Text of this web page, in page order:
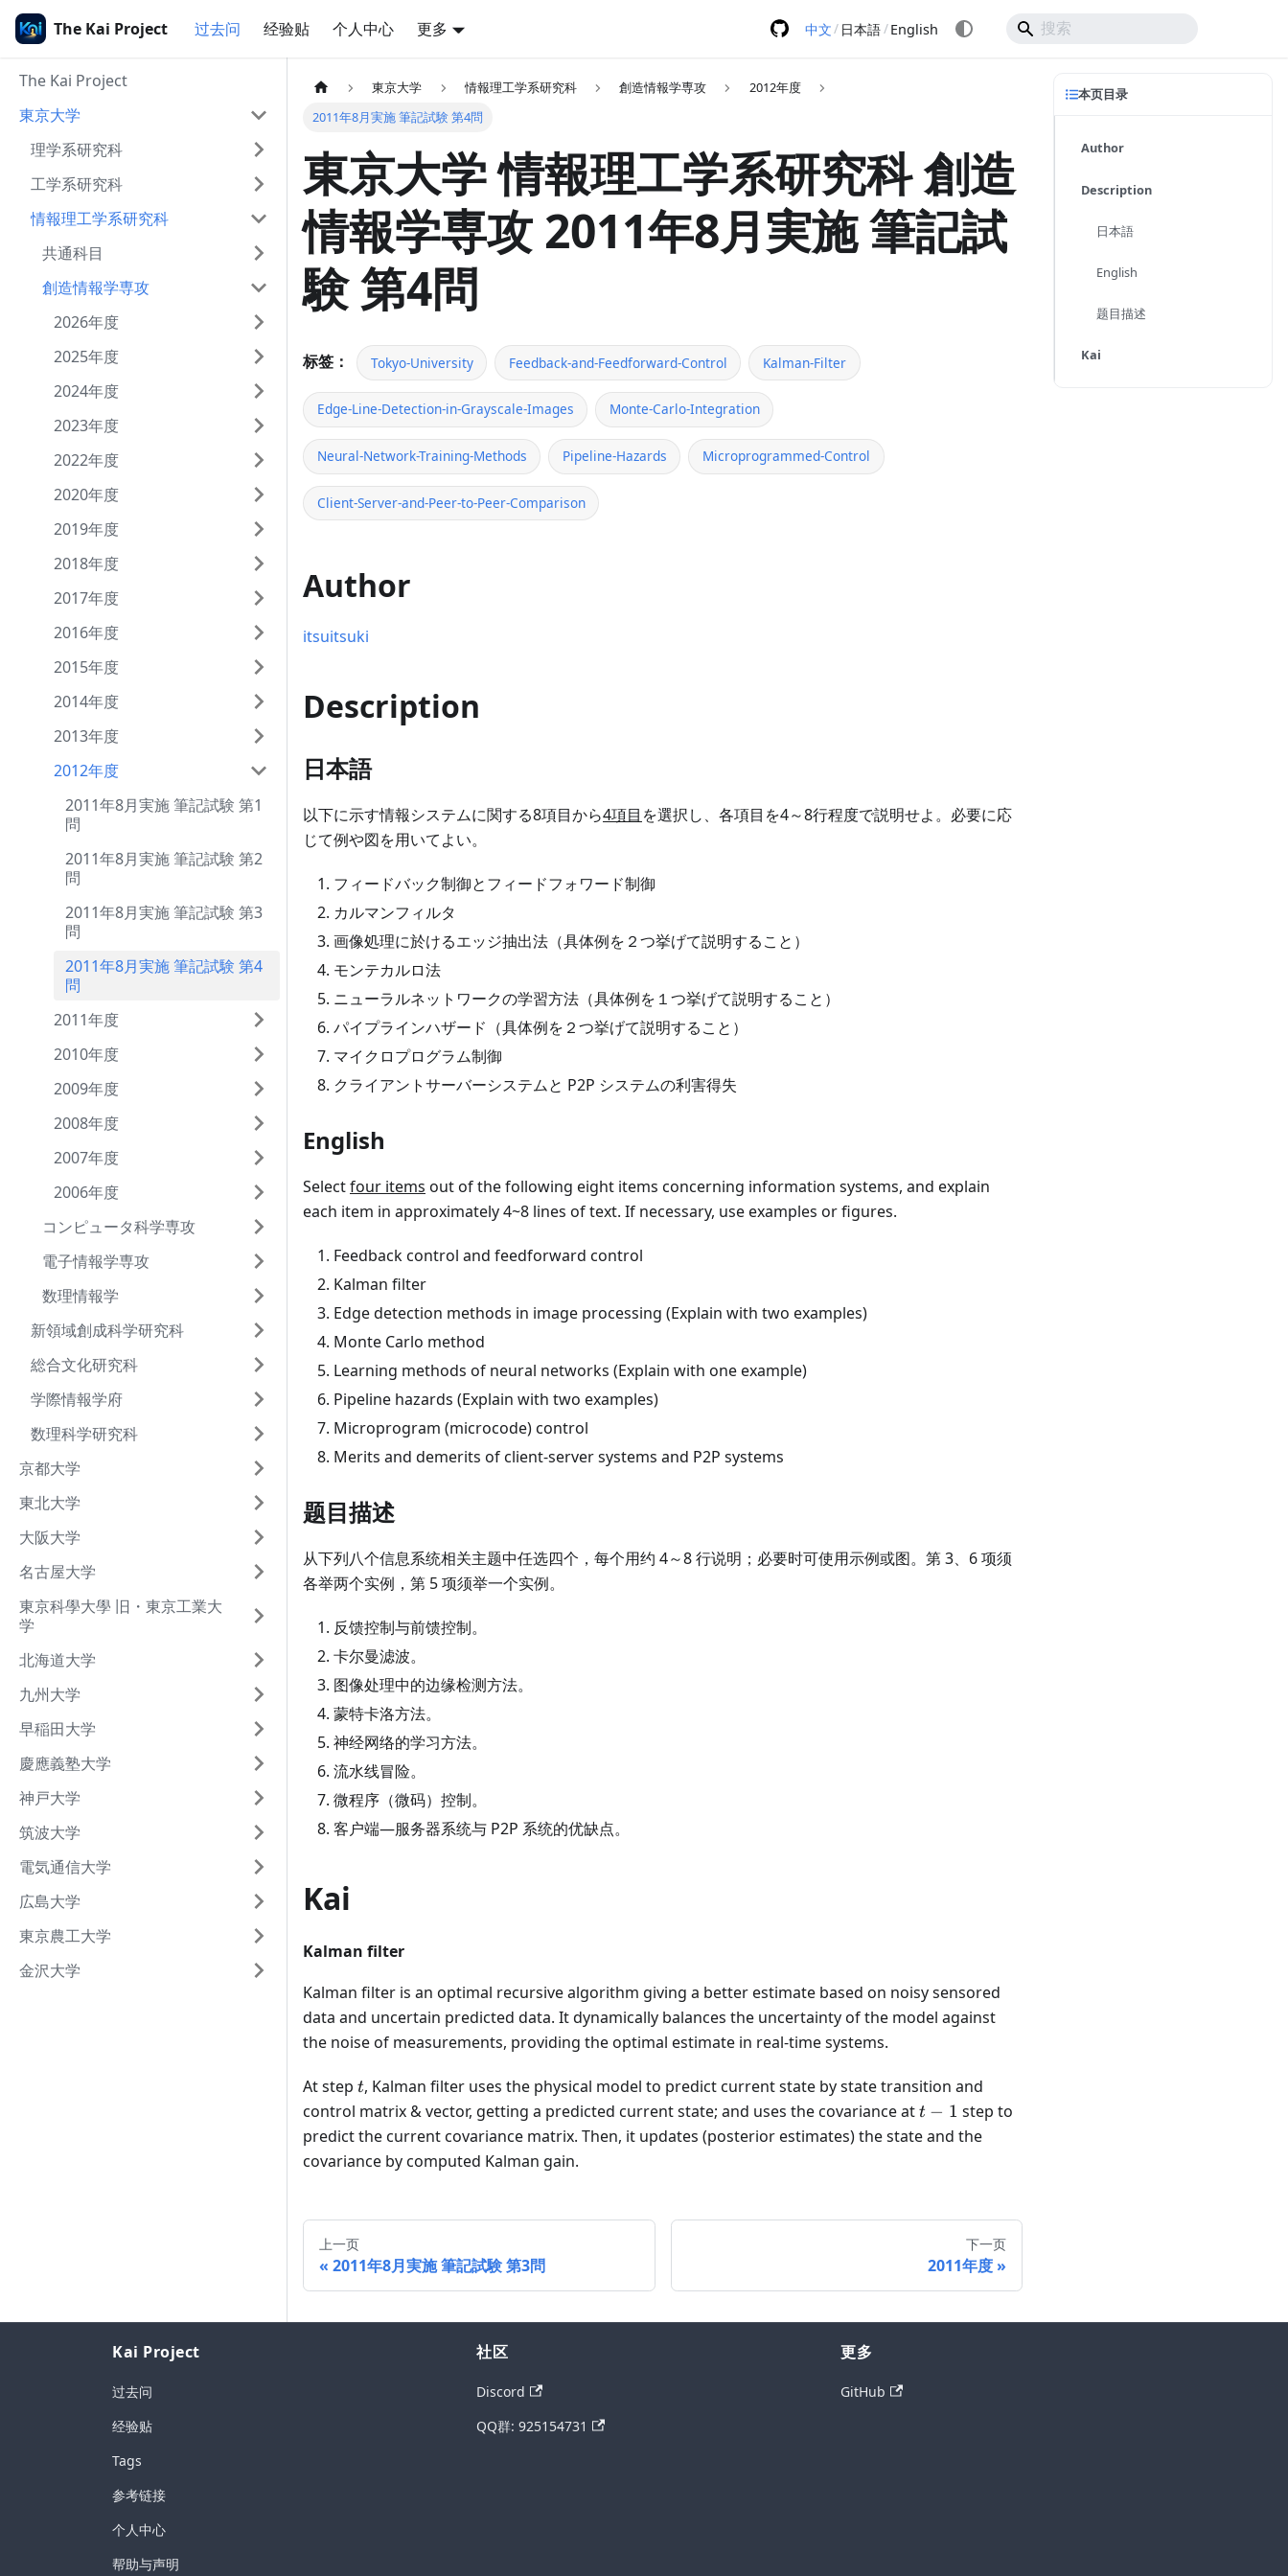
The Kai Project 过去问 经验贴 个人中心 更多 中文/ 日本語/English
The Kai Project
東京大学
理学系研究科
工学系研究科
情報理工学系研究科
共通科目
創造情報学専攻
2026年度
2025年度
2024年度
2023年度
2022年度
2020年度
2019年度
2018年度
2017年度
2016年度
2015年度
2014年度
2013年度
2012年度
2011年8月実施 筆記試験 第1
問
2011年8月実施 筆記試験 第2
問
2011年8月実施 筆記試験 第3
問
2011年8月実施 筆記試験 第4
問
2011年度
2010年度
2009年度
2008年度
2007年度
2006年度
コンピュータ科学専攻
電子情報学専攻
数理情報学
新領域創成科学研究科
総合文化研究科
学際情報学府
数理科学研究科
京都大学
東北大学
大阪大学
名古屋大学
東京科學大學 旧・東京工業大
学
北海道大学
九州大学
早稲田大学
慶應義塾大学
神戸大学
筑波大学
電気通信大学
広島大学
東京農工大学
金沢大学
東京大学 情報理工学系研究科 創造情報学専攻
2012年度
2011年8月実施 筆記試験 第4問
東京大学 情報理工学系研究科 創造
情報学専攻 2011年8月実施 筆記試
験 第4問
标签： Tokyo-University Feedback-and-Feedforward-Control Kalman-Filter
Edge-Line-Detection-in-Grayscale-Images Monte-Carlo-Integration
Neural-Network-Training-Methods Pipeline-Hazards Microprogrammed-Control
Client-Server-and-Peer-to-Peer-Comparison
Author
itsuitsuki
Description
日本語
以下に示す情報システムに関する8項目から4項目 を選択し、各項目を4～8行程度で説明せよ。必要に応
じて例や図を用いてよい。
フィードバック制御とフィードフォワード制御
カルマンフィルタ
画像処理に於けるエッジ抽出法（具体例を２つ挙げて説明すること）
モンテカルロ法
ニューラルネットワークの学習方法（具体例を１つ挙げて説明すること）
パイプラインハザード（具体例を２つ挙げて説明すること）
マイクロプログラム制御
クライアントサーバーシステムと P2P システムの利害得失
English
Selectfour items out of the following eight items concerning information systems, and explain
each item in approximately 4~8 lines of text. If necessary, use examples or figures.
Feedback control and feedforward control
Kalman filter
Edge detection methods in image processing (Explain with two examples)
Monte Carlo method
Learning methods of neural networks (Explain with one example)
Pipeline hazards (Explain with two examples)
Microprogram (microcode) control
Merits and demerits of client-server systems and P2P systems
题目描述
从下列八个信息系统相关主题中任选四个，每个用约 4～8 行说明；必要时可使用示例或图。第 3、6 项须
各举两个实例，第 5 项须举一个实例。
反馈控制与前馈控制。
卡尔曼滤波。
图像处理中的边缘检测方法。
蒙特卡洛方法。
神经网络的学习方法。
流水线冒险。
微程序（微码）控制。
客户端—服务器系统与 P2P 系统的优缺点。
Kai
Kalman filter
Kalman filter is an optimal recursive algorithm giving a better estimate based on noisy sensored
data and uncertain predicted data. It dynamically balances the uncertainty of the model against
the noise of measurements, providing the optimal estimate in real-time systems.
At step t
t, Kalman filter uses the physical model to predict current state by state transition and
control matrix & vector, getting a predicted current state; and uses the covariance att-
1
t − 1 step to
predict the current covariance matrix. Then, it updates (posterior estimates) the state and the
covariance by computed Kalman gain.
上一页
2011年8月実施 筆記試験 第3問
下一页
2011年度
本页目录
Author
Description
日本語
English
题目描述
Kai
Kai Project
过去问
经验贴
Tags
参考链接
个人中心
帮助与声明
社区
Discord
QQ群: 925154731
更多
GitHub